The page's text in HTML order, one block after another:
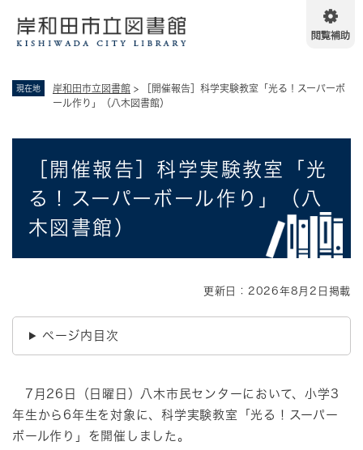
現在地 岸和田市立図書館 >
［開催報告］科学実験教室「光る！スーパーボ
ール作り」（八木図書館）
［開催報告］科学実験教室「光
る！スーパーボール作り」（八
木図書館）
更新日：2026年8月2日掲載
ページ内目次
7月26日（日曜日）八木市民センターにおいて、小学3
年生から6年生を対象に、科学実験教室「光る！スーパー
ボール作り」を開催しました。